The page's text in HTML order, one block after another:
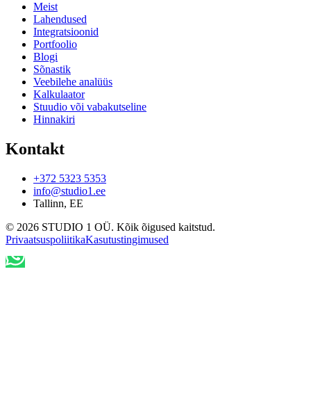
Meist
Lahendused
Integratsioonid
Portfoolio
Blogi
Sõnastik
Veebilehe analüüs
Kalkulaator
Stuudio või vabakutseline
Hinnakiri
Kontakt
+372 5323 5353
info@studio1.ee
Tallinn, EE
© 2026 STUDIO 1 OÜ. Kõik õigused kaitstud.
PrivaatsuspoliitikaKasutustingimused